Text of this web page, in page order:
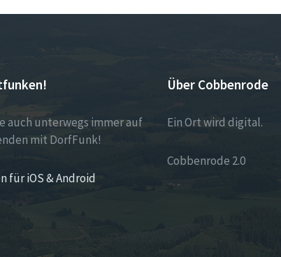
auch unterwegs immer auf
mit DorfFunk!
für iOS & Android
Über Cobbenrode
Ein Ort wird digital.
Cobbenrode 2.0